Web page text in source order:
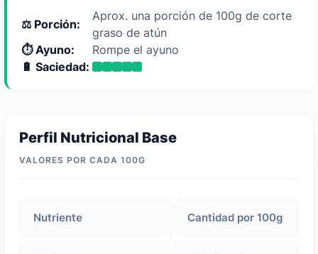
⚖️ Porción:
Aprox. una porción de 100g de corte
graso de atún
⏱️ Ayuno:
Rompe el ayuno
🔋 Saciedad:
Perfil Nutricional Base
VALORES POR CADA 100G
Nutriente Cantidad por 100g